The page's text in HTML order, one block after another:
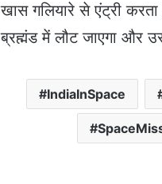
खास गलियारे से एंट्री
ब्रह्मंड में लौट जाएगा और
IndiaInSpace